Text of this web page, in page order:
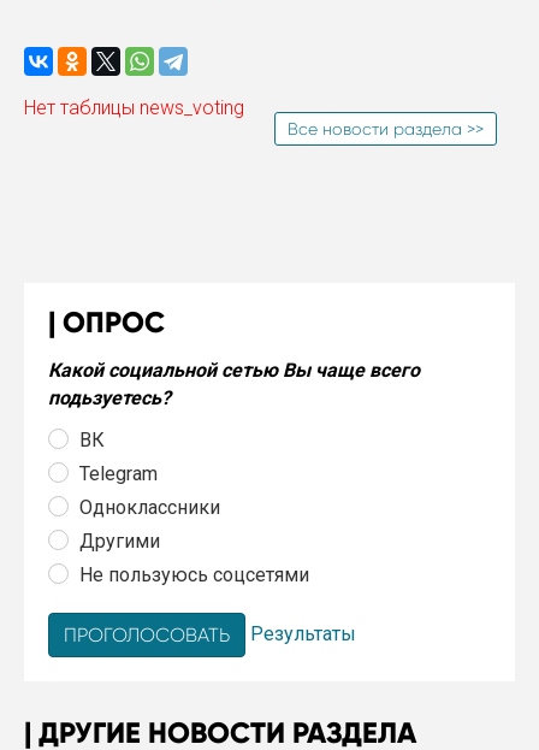
Нет таблицы news_voting
Все новости раздела >>
ОПРОС
Какой социальной сетью Вы чаще всего
подьзуетесь?
ВК
Telegram
Одноклассники
Другими
Не пользуюсь соцсетями
Результаты
ДРУГИЕ НОВОСТИ РАЗДЕЛА